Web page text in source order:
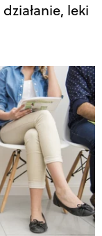
leki